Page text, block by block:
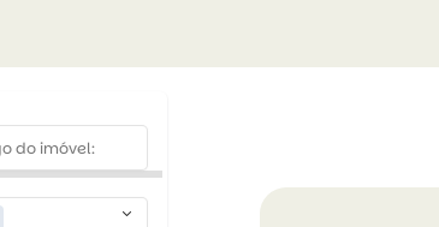
keyboard_arrow_down